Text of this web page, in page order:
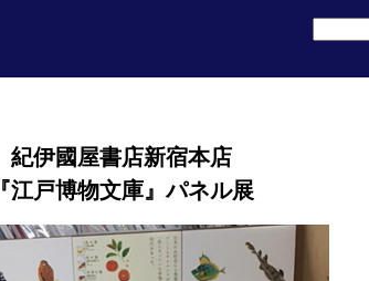
紀伊國屋書店新宿本店
『江戸博物文庫』パネル展